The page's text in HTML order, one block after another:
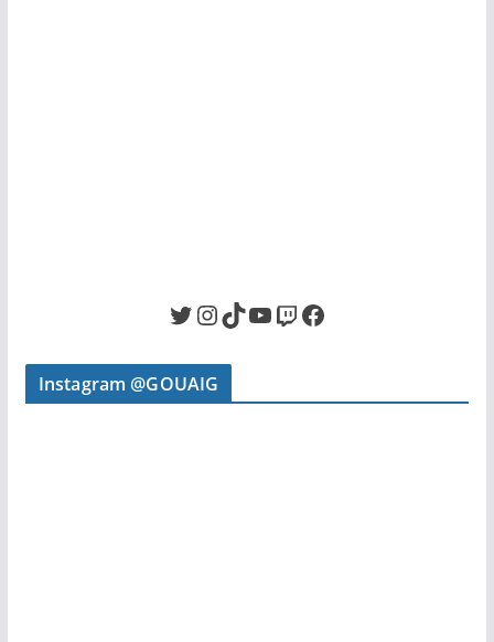
Twitter InstagramTikTok YouTube Twitch Facebook
Instagram @GOUAIG